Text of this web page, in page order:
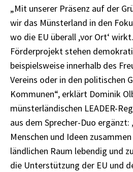
„Mit unserer Präsenz auf der
wir das Münsterland in den
wo die EU überall ‚vor Ort‘
Förderprojekt stehen
beispielsweise innerhalb des
Vereins oder in den politischen
Kommunen“, erklärt Dominik
münsterländischen LEADER-
aus dem Sprecher-Duo ergänzt:
Menschen und Ideen
ländlichen Raum lebendig und
die Unterstützung der EU und